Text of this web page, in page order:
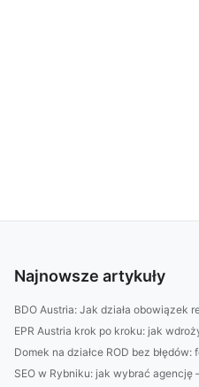
Najnowsze artykuły
BDO Austria: Jak działa obowiązek
EPR Austria krok po kroku: jak
Domek na działce ROD bez
SEO w Rybniku: jak wybrać